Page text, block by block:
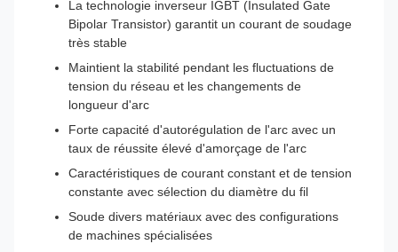
La technologie inverseur IGBT (Insulated Gate
Bipolar Transistor) garantit un courant de soudage
très stable
Maintient la stabilité pendant les fluctuations de
tension du réseau et les changements de
longueur d'arc
Forte capacité d'autorégulation de l'arc avec un
taux de réussite élevé d'amorçage de l'arc
Caractéristiques de courant constant et de tension
constante avec sélection du diamètre du fil
Soude divers matériaux avec des configurations
de machines spécialisées